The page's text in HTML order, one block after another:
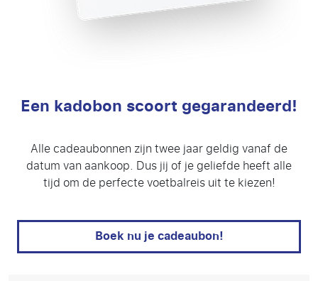
Een kadobon scoort gegarandeerd!
Alle cadeaubonnen zijn twee jaar geldig vanaf de
datum van aankoop. Dus jij of je geliefde heeft alle
tijd om de perfecte voetbalreis uit te kiezen!
Boek nu je cadeaubon!